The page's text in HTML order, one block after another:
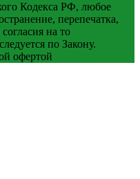
Кодекса РФ, любое
перепечатка,
на то
по Закону.
офертой